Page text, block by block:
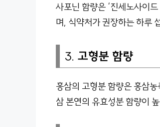
사포닌 함량은 ‘진세노사이
며, 식약처가 권장하는 하
3. 고형분 함량
홍삼의 고형분 함량은 홍삼
삼 본연의 유효성분 함량이